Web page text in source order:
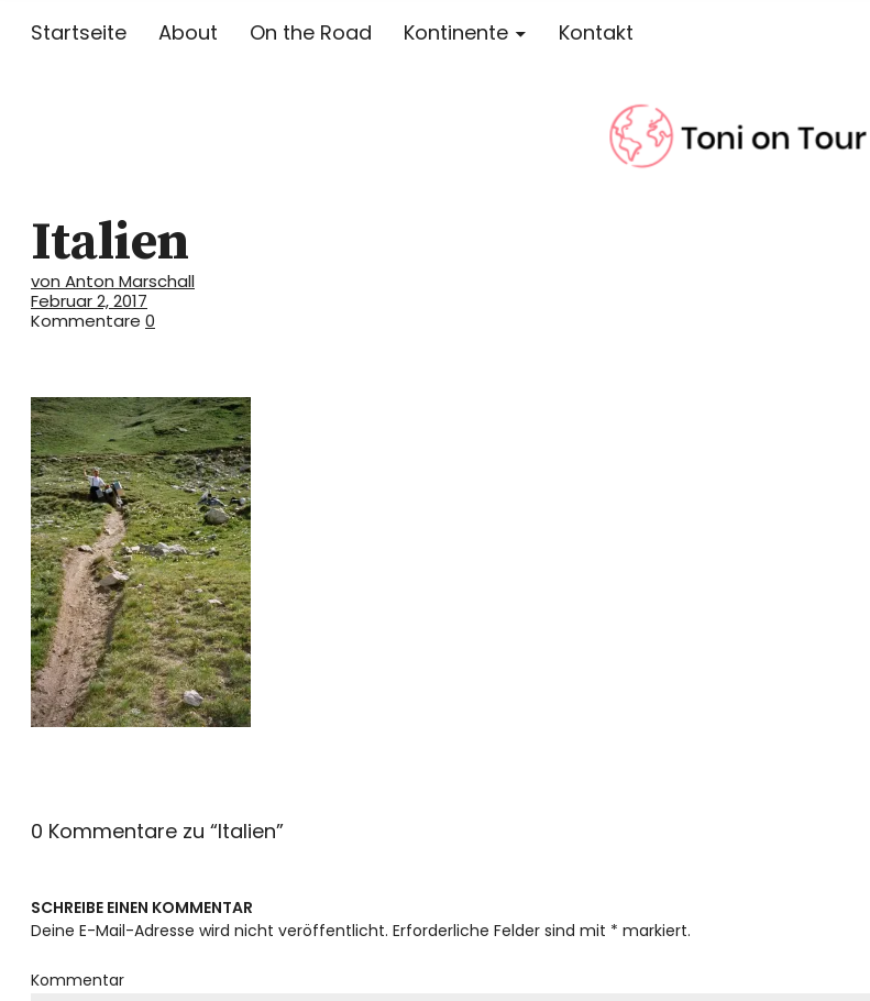
Startseite About On the Road Kontinente Kontakt
TONI MARSCHALL AUF REISEN
Italien
von Anton Marschall
Februar 2, 2017
Kommentare 0
0 Kommentare zu “Italien”
SCHREIBE EINEN KOMMENTAR
Deine E-Mail-Adresse wird nicht veröffentlicht. Erforderliche Felder sind mit * markiert.
Kommentar